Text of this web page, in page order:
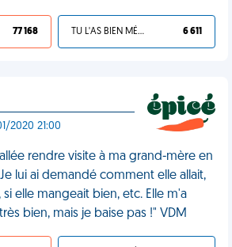
77 168 TU L'AS BIEN MÉRITÉ 6 611
2020 21:00
rendre visite à ma grand-mère en
lui ai demandé comment elle allait,
elle mangeait bien, etc. Elle m'a
bien, mais je baise pas !" VDM